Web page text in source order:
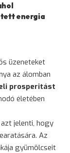
energia
üzeneteket
az álomban
prosperitást
életében
jelenti, hogy
Az
gyümölcseit